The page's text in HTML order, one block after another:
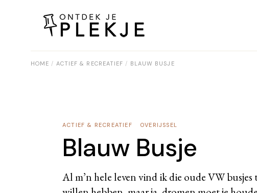
HOME ACTIEF & RECREATIEF BLAUW BUSJE
ACTIEF & RECREATIEF OVERIJSSEL
Blauw Busje
Al m’n hele leven vind ik die oude VW